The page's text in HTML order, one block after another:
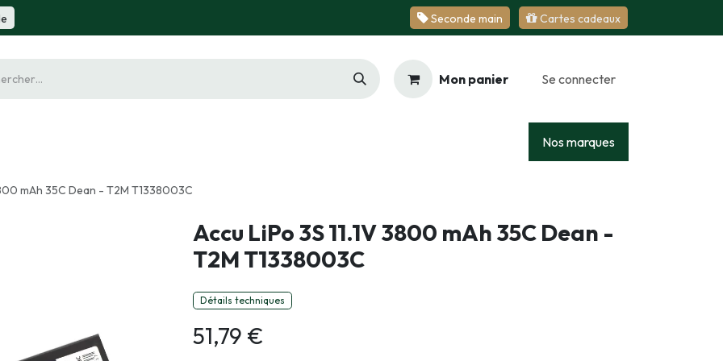
Se​​​​conde ​​​​m​​a​​in Cartes cadeaux
Mon panier Se connecter
Nos marques
mAh 35C Dean - T2M T1338003C
Accu LiPo 3S 11.1V 3800 mAh 35C Dean -
T2M T1338003C
Détails techniques
51,79 €